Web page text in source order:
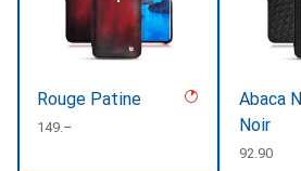
Rouge Patine
CHF
149.–
Abaca
Noir
CHF
92.90